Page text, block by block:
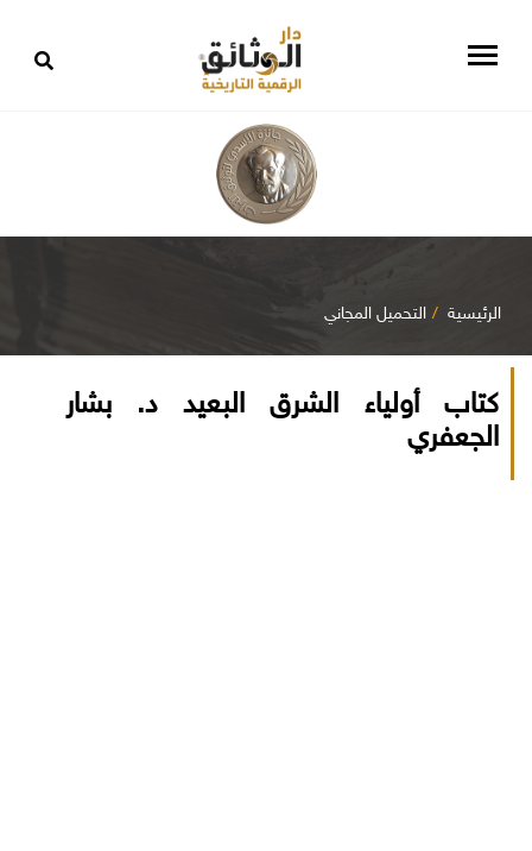
الرئيسية التحميل المجاني
كتاب أولياء الشرق البعيد د. بشار
الجعفري